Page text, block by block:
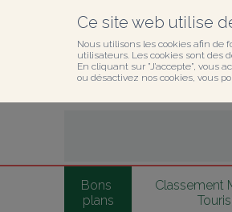
Ce site web utilise
Nous utilisons les cookies afin de
utilisateurs. Les cookies sont des
En cliquant sur ”J’accepte”, vous
ou désactivez nos cookies, vous
Bons
plans
Classement